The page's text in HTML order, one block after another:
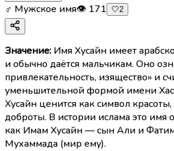
♂ Мужское имя👁 171 🤍2
Значение: Имя Хусайн имеет
и обычно даётся мальчикам. Оно
привлекательность, изящество» и
уменьшительной формой имени
Хусайн ценится как символ
доброты. В истории ислама это имя
как Имам Хусайн — сын Али и
Мухаммада (мир ему).